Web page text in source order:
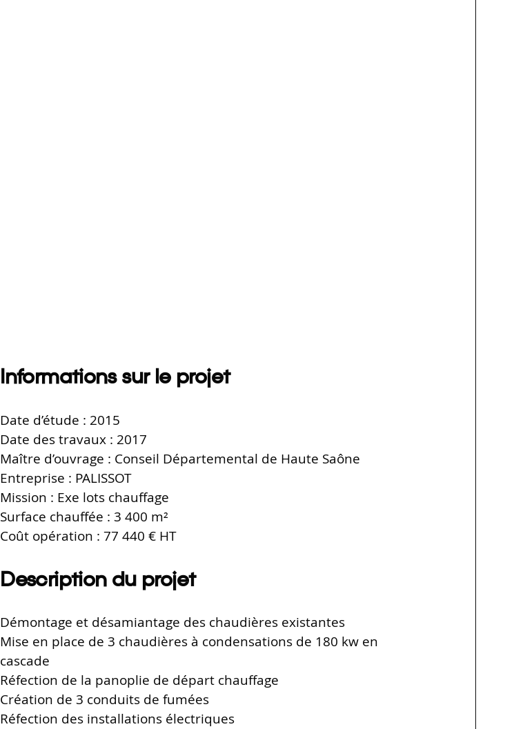
Informations sur le projet
Date d’étude : 2015
Date des travaux : 2017
Maître d’ouvrage : Conseil Départemental de Haute Saône
Entreprise : PALISSOT
Mission : Exe lots chauffage
Surface chauffée : 3 400 m²
Coût opération : 77 440 € HT
Description du projet
Démontage et désamiantage des chaudières existantes
Mise en place de 3 chaudières à condensations de 180 kw en
cascade
Réfection de la panoplie de départ chauffage
Création de 3 conduits de fumées
Réfection des installations électriques